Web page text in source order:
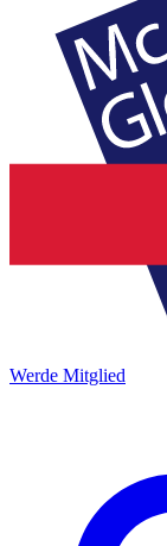
Werde Mitglied